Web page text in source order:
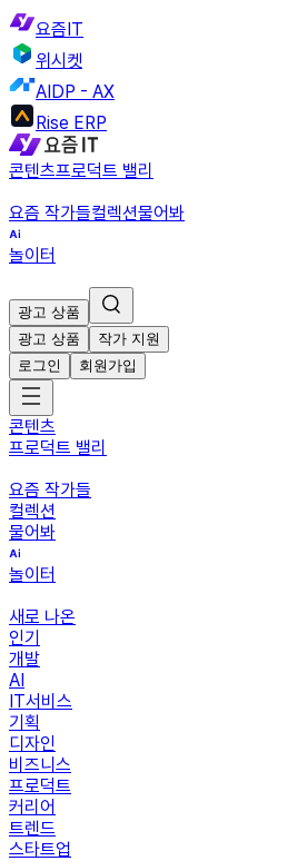
요즘IT
위시켓
AIDP - AX
Rise ERP
콘텐츠프로덕트 밸리
요즘 작가들컬렉션물어봐
놀이터
광고 상품
광고 상품
작가 지원
로그인
회원가입
콘텐츠
프로덕트 밸리
요즘 작가들
컬렉션
물어봐
놀이터
새로 나온
인기
개발
AI
IT서비스
기획
디자인
비즈니스
프로덕트
커리어
트렌드
스타트업